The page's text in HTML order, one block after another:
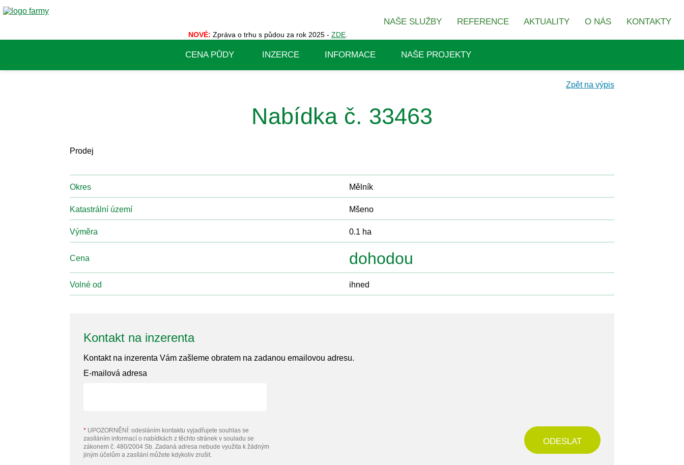
NAŠE SLUŽBY REFERENCE AKTUALITY O NÁS KONTAKTY
NOVÉ: Zpráva o trhu s půdou za rok 2025 - ZDE
CENA PŮDY INZERCE INFORMACE NAŠE PROJEKTY
Zpět na výpis
Nabídka č. 33463
Prodej
Okres Mělník
Katastrální území Mšeno
Výměra 0.1 ha
Cena dohodou
Volné od ihned
Kontakt na inzerenta
Kontakt na inzerenta Vám zašleme obratem na zadanou emailovou adresu.
E-mailová adresa
* UPOZORNĚNÍ: odesláním kontaktu vyjadřujete souhlas se
zasíláním informací o nabídkách z těchto stránek v souladu se
zákonem č. 480/2004 Sb. Zadaná adresa nebude využita k žádným
jiným účelům a zasílání můžete kdykoliv zrušit.
ODESLAT